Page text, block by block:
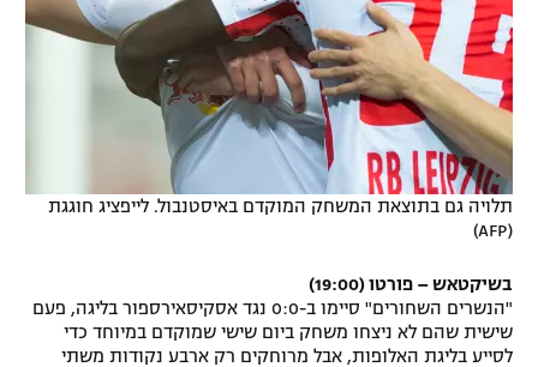
תלויה גם בתוצאת המשחק המוקדם באיסטנבול. לייפציג חוגגת
(AFP)
בשיקטאש – פורטו (19:00)
"הנשרים השחורים" סיימו ב-0:0 נגד אסקיסאירספור בליגה, פעם
שישית שהם לא ניצחו משחק ביום שישי שמוקדם במיוחד כדי
לסייע בליגת האלופות, אבל מרוחקים רק ארבע נקודות משתי